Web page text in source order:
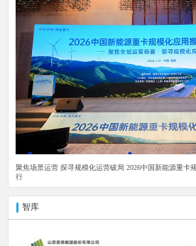
聚焦场景运营 探寻规模化运营破局 2026中国新能源重卡
行
智库